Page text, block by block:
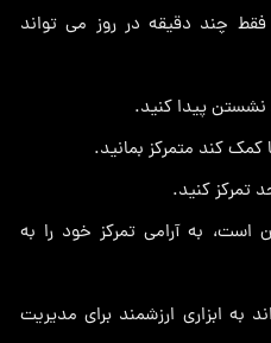
چند دقیقه در روز می تواند
پیدا کنید.
کمک کند متمرکز بمانید.
تمرکز کنید.
به آرامی تمرکز خود را به
به ابزاری ارزشمند برای مدیریت